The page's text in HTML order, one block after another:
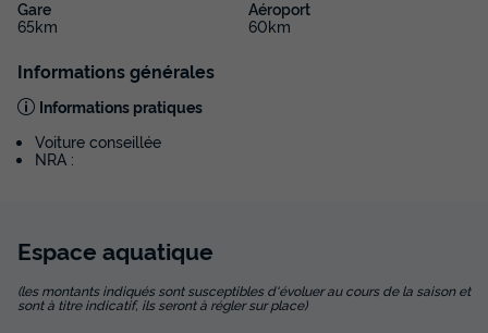
Gare
65km
Aéroport
60km
Informations générales
Informations pratiques
Voiture conseillée
NRA :
Espace aquatique
(les montants indiqués sont susceptibles d'évoluer au cours de la saison et
sont à titre indicatif, ils seront à régler sur place)